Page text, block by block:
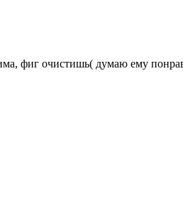
фиг очистишь( думаю ему